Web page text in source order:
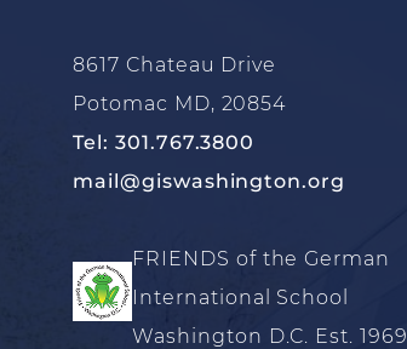
8617 Chateau Drive
Potomac MD, 20854
Tel: 301.767.3800
mail@giswashington.org
FRIENDS of the German
International School
Washington D.C. Est. 1969